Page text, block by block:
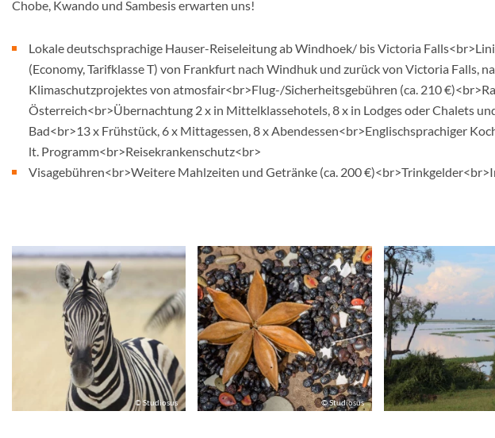
Chobe, Kwando und Sambesis erwarten uns!
Lokale deutschsprachige Hauser-Reiseleitung ab Windhoek/ bis Victoria
(Economy, Tarifklasse T) von Frankfurt nach Windhuk und zurück von Victoria Falls,
Klimaschutzprojektes von atmosfair<br>Flug-/Sicherheitsgebühren (ca. 210
Österreich<br>Übernachtung 2 x in Mittelklassehotels, 8 x in Lodges oder Chalets
Bad<br>13 x Frühstück, 6 x Mittagessen, 8 x Abendessen<br>Englischsprachiger
lt. Programm<br>Reisekrankenschutz<br>
Visagebühren<br>Weitere Mahlzeiten und Getränke (ca. 200
© Studiosus © Studiosus